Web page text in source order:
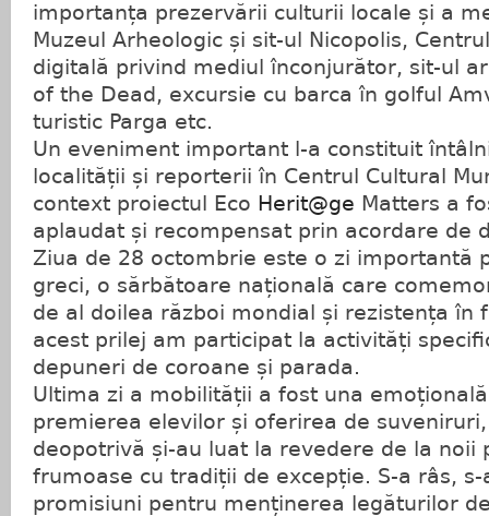
importanța prezervării culturii locale și a
Muzeul Arheologic și sit-ul Nicopolis,
digitală privind mediul înconjurător, sit-ul
of the Dead, excursie cu barca în golful
turistic Parga etc.
Un eveniment important l-a constituit
localității și reporterii în Centrul Cultural
context proiectul Eco Herit@ge Matters a
aplaudat și recompensat prin acordare de
Ziua de 28 octombrie este o zi importantă
greci, o sărbătoare națională care
de al doilea război mondial și rezistența în
acest prilej am participat la activități
depuneri de coroane și parada.
Ultima zi a mobilității a fost una
premierea elevilor și oferirea de
deopotrivă și-au luat la revedere de la noii
frumoase cu tradiții de excepție. S-a râs,
promisiuni pentru menținerea legăturilor